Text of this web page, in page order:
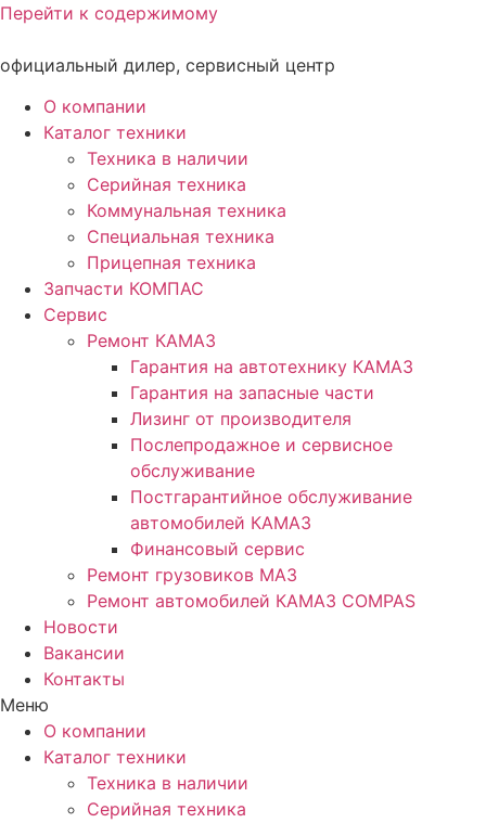
Перейти к содержимому
официальный дилер, сервисный центр
О компании
Каталог техники
Техника в наличии
Серийная техника
Коммунальная техника
Специальная техника
Прицепная техника
Запчасти КОМПАС
Сервис
Ремонт КАМАЗ
Гарантия на автотехнику КАМАЗ
Гарантия на запасные части
Лизинг от производителя
Послепродажное и сервисное
обслуживание
Постгарантийное обслуживание
автомобилей КАМАЗ
Финансовый сервис
Ремонт грузовиков МАЗ
Ремонт автомобилей КАМАЗ COMPAS
Новости
Вакансии
Контакты
Меню
О компании
Каталог техники
Техника в наличии
Серийная техника